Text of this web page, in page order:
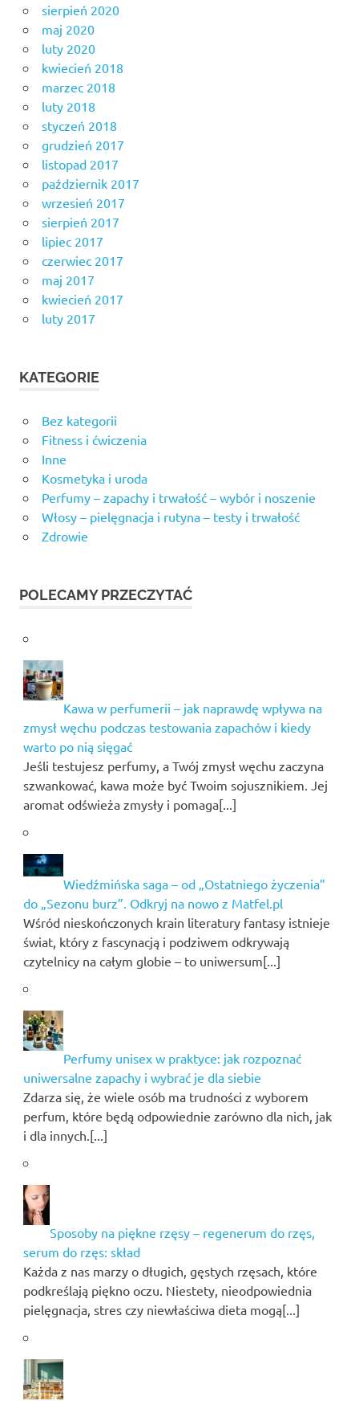
sierpień 2020
maj 2020
luty 2020
kwiecień 2018
marzec 2018
luty 2018
styczeń 2018
grudzień 2017
listopad 2017
październik 2017
wrzesień 2017
sierpień 2017
lipiec 2017
czerwiec 2017
maj 2017
kwiecień 2017
luty 2017
KATEGORIE
Bez kategorii
Fitness i ćwiczenia
Inne
Kosmetyka i uroda
Perfumy – zapachy i trwałość – wybór i noszenie
Włosy – pielęgnacja i rutyna – testy i trwałość
Zdrowie
POLECAMY PRZECZYTAĆ
Kawa w perfumerii – jak naprawdę wpływa na
zmysł węchu podczas testowania zapachów i kiedy
warto po nią sięgać
Jeśli testujesz perfumy, a Twój zmysł węchu zaczyna
szwankować, kawa może być Twoim sojusznikiem. Jej
aromat odświeża zmysły i pomaga[...]
Wiedźmińska saga – od „Ostatniego życzenia”
do „Sezonu burz”. Odkryj na nowo z Matfel.pl
Wśród nieskończonych krain literatury fantasy istnieje
świat, który z fascynacją i podziwem odkrywają
czytelnicy na całym globie – to uniwersum[...]
Perfumy unisex w praktyce: jak rozpoznać
uniwersalne zapachy i wybrać je dla siebie
Zdarza się, że wiele osób ma trudności z wyborem
perfum, które będą odpowiednie zarówno dla nich, jak
i dla innych.[...]
Sposoby na piękne rzęsy – regenerum do rzęs,
serum do rzęs: skład
Każda z nas marzy o długich, gęstych rzęsach, które
podkreślają piękno oczu. Niestety, nieodpowiednia
pielęgnacja, stres czy niewłaściwa dieta mogą[...]